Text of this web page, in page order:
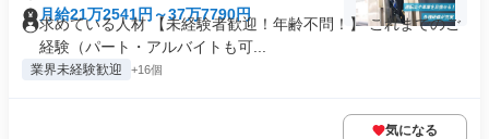
月給21万2541円～37万7790円
求めている人材 【未経験者歓迎！年齢不問！】 これまでのご
経験（パート・アルバイトも可...
業界未経験歓迎 +16個
気になる